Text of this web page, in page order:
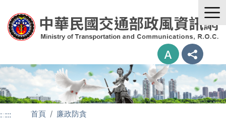
:::::: 首頁 廉政防貪